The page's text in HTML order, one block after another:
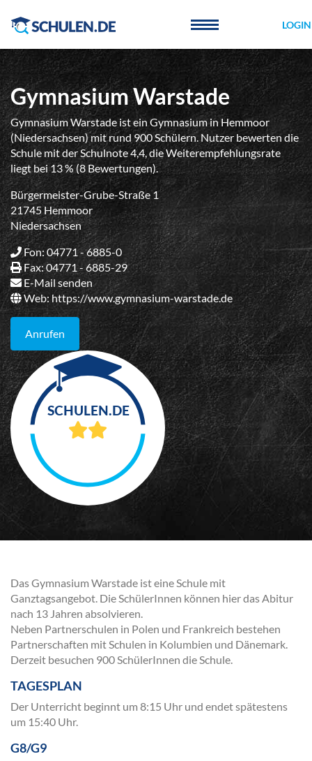
LOGIN
Gymnasium Warstade
Gymnasium Warstade ist ein Gymnasium in Hemmoor
(Niedersachsen) mit rund 900 Schülern. Nutzer bewerten die
Schule mit der Schulnote 4,4, die Weiterempfehlungsrate
liegt bei 13 % (8 Bewertungen).
Bürgermeister-Grube-Straße 1
21745 Hemmoor
Niedersachsen
Fon: 04771 - 6885-0
Fax: 04771 - 6885-29
E-Mail senden
Web: https://www.gymnasium-warstade.de
Anrufen
Das Gymnasium Warstade ist eine Schule mit
Ganztagsangebot. Die SchülerInnen können hier das Abitur
nach 13 Jahren absolvieren.
Neben Partnerschulen in Polen und Frankreich bestehen
Partnerschaften mit Schulen in Kolumbien und Dänemark.
Derzeit besuchen 900 SchülerInnen die Schule.
TAGESPLAN
Der Unterricht beginnt um 8:15 Uhr und endet spätestens
um 15:40 Uhr.
G8/G9